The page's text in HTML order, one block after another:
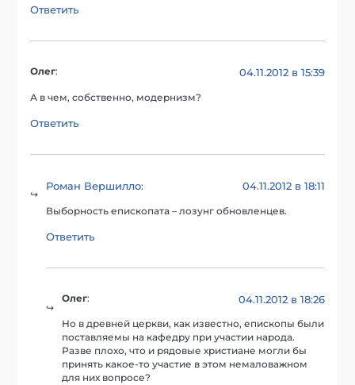
Ответить
Олег: 04.11.2012 в 15:39
А в чем, собственно, модернизм?
Ответить
Роман Вершилло: 04.11.2012 в 18:11
Выборность епископата – лозунг обновленцев.
Ответить
Олег: 04.11.2012 в 18:26
Но в древней церкви, как известно, епископы были
поставляемы на кафедру при участии народа.
Разве плохо, что и рядовые христиане могли бы
принять какое-то участие в этом немаловажном
для них вопросе?